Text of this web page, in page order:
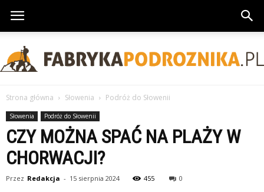
FabrykaPodroznika.pl
Strona główna Słowenia Podróż do Słowenii
Słowenia Podróż do Słowenii
CZY MOŻNA SPAĆ NA PLAŻY W
CHORWACJI?
Przez Redakcja - 15 sierpnia 2024 455 0